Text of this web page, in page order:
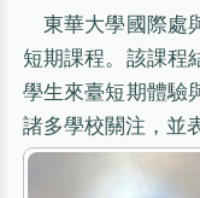
東華大學國際處
短期課程。該課程
學生來臺短期體驗
諸多學校關注，並